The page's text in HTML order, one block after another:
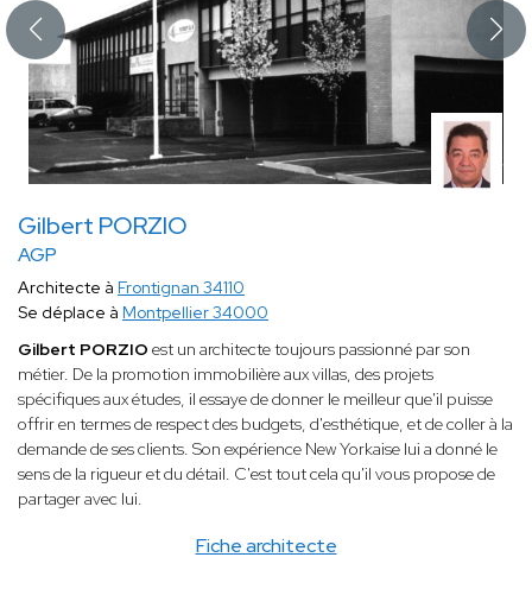
Gilbert PORZIO
AGP
Fiche architecte
Architecte à Frontignan 34110
Se déplace à Montpellier 34000
Gilbert PORZIO est un architecte toujours passionné par son
métier. De la promotion immobilière aux villas, des projets
spécifiques aux études, il essaye de donner le meilleur que'il puisse
offrir en termes de respect des budgets, d'esthétique, et de coller à la
demande de ses clients. Son expérience New Yorkaise lui a donné le
sens de la rigueur et du détail. C'est tout cela qu'il vous propose de
partager avec lui.